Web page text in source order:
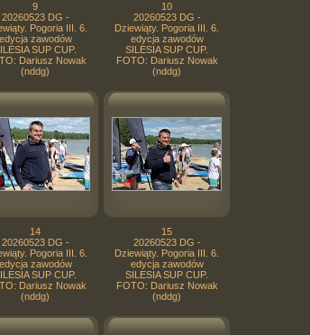
9
20260523 DG -
Pogoria III. 6.
edycja zawodów
SUP CUP.
Dariusz Nowak
(nddg)
10
20260523 DG -
Dziewiąty. Pogoria III. 6.
edycja zawodów
SILESIA SUP CUP.
FOTO: Dariusz Nowak
(nddg)
14
20260523 DG -
Pogoria III. 6.
edycja zawodów
SUP CUP.
Dariusz Nowak
(nddg)
15
20260523 DG -
Dziewiąty. Pogoria III. 6.
edycja zawodów
SILESIA SUP CUP.
FOTO: Dariusz Nowak
(nddg)